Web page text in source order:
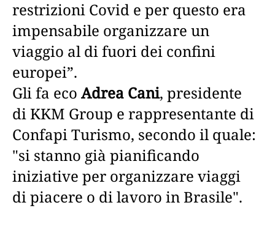
restrizioni Covid e per questo era
impensabile organizzare un
viaggio al di fuori dei confini
europei”.
Gli fa eco Adrea Cani, presidente
di KKM Group e rappresentante di
Confapi Turismo, secondo il quale:
"si stanno già pianificando
iniziative per organizzare viaggi
di piacere o di lavoro in Brasile".